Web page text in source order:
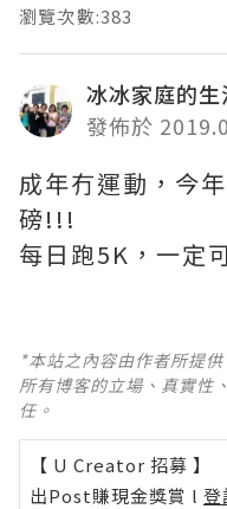
瀏覽次數:383
冰冰家庭的
發佈於
成年冇運動，今
磅!!!
每日跑5K，一定
*本站之內容由作者所提
所有博客的立場、真實性
任。
【 U Creator 招募 】
出Post賺現金獎賞 l 登